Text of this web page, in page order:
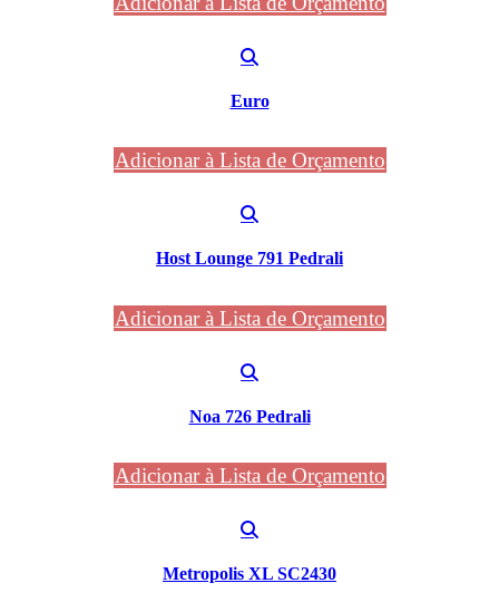
Euro
Adicionar à Lista de Orçamento
Host Lounge 791 Pedrali
Adicionar à Lista de Orçamento
Noa 726 Pedrali
Adicionar à Lista de Orçamento
Metropolis XL SC2430